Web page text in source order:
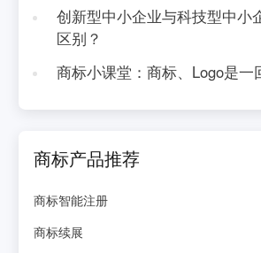
创新型中小企业与科技型中小
区别？
商标小课堂：商标、Logo是一
商标产品推荐
商标智能注册
商标续展